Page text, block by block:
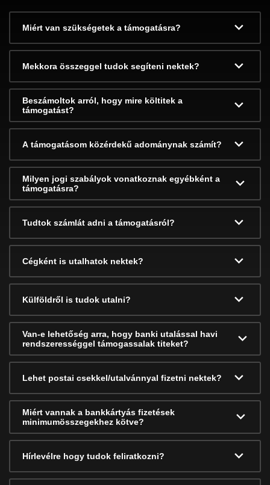
Miért van szükségetek a támogatásra?
Mekkora összeggel tudok segíteni nektek?
Beszámoltok arról, hogy mire költitek a
támogatást?
A támogatásom közérdekű adománynak számít?
Milyen jogi szabályok vonatkoznak egyébként a
támogatásra?
Tudtok számlát adni a támogatásról?
Cégként is utalhatok nektek?
Külföldről is tudok utalni?
Van-e lehetőség arra, hogy banki utalással havi
rendszerességgel támogassalak titeket?
Lehet postai csekkel/utalvánnyal fizetni nektek?
Miért vannak a bankkártyás fizetések
minimumösszegekhez kötve?
Hírlevélre hogy tudok feliratkozni?